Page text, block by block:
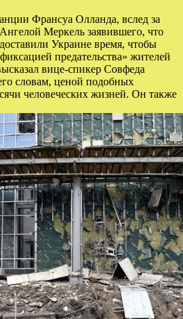
Франсуа Олланда, вслед за
Меркель заявившего, что
Украине время, чтобы
предательства» жителей
вице-спикер Совфеда
словам, ценой подобных
человеческих жизней. Он также